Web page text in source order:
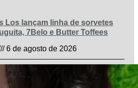
Los lançam linha de sorvetes
7Belo e Butter Toffees
6 de agosto de 2026